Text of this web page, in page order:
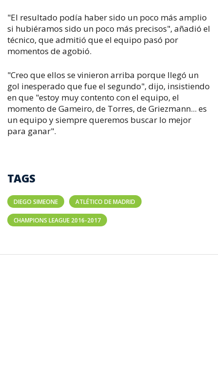
"El resultado podía haber sido un poco más amplio
si hubiéramos sido un poco más precisos", añadió el
técnico, que admitió que el equipo pasó por
momentos de agobió.
"Creo que ellos se vinieron arriba porque llegó un
gol inesperado que fue el segundo", dijo, insistiendo
en que "estoy muy contento con el equipo, el
momento de Gameiro, de Torres, de Griezmann... es
un equipo y siempre queremos buscar lo mejor
para ganar".
TAGS
DIEGO SIMEONE ATLÉTICO DE MADRID
CHAMPIONS LEAGUE 2016-2017